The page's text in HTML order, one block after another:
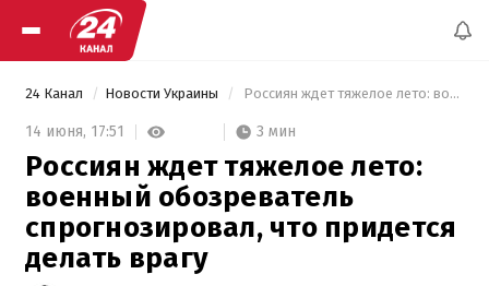
24 Канал Новости Украины Россиян ждет тяжелое лето: военный обозреватель спрогнозировал, что придется делать врагу
14 июня, 17:51 3 мин
Россиян ждет тяжелое лето:
военный обозреватель
спрогнозировал, что придется
делать врагу